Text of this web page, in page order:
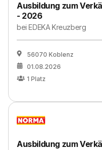
Ausbildung zum
- 2026
beiEDEKA Kreuzberg
56070 Koblenz
01.08.2026
1 Platz
Ausbildung zum